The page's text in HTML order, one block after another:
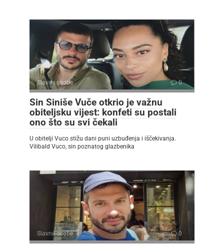
Slavne osobe 0
Sin Siniše Vuče otkrio je važnu
obiteljsku vijest: konfeti su postali
ono što su svi čekali
U obitelji Vuco stižu dani puni uzbuđenja i iščekivanja.
Vilibald Vuco, sin poznatog glazbenika
Slavne osobe 0